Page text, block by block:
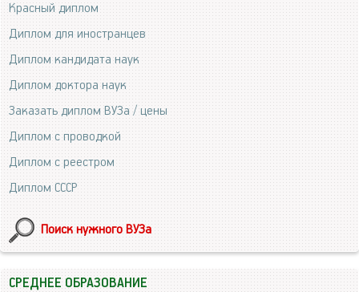
Красный диплом
Диплом для иностранцев
Диплом кандидата наук
Диплом доктора наук
Заказать диплом ВУЗа / цены
Диплом с проводкой
Диплом с реестром
Диплом СССР
Поиск нужного ВУЗа
СРЕДНЕЕ ОБРАЗОВАНИЕ